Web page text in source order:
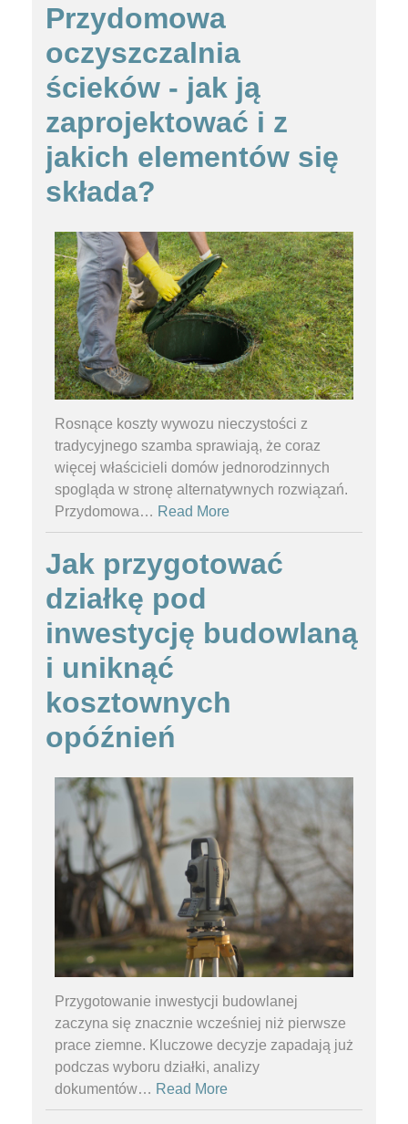
Przydomowa
oczyszczalnia
ścieków - jak ją
zaprojektować i z
jakich elementów się
składa?
Rosnące koszty wywozu nieczystości z
tradycyjnego szamba sprawiają, że coraz
więcej właścicieli domów jednorodzinnych
spogląda w stronę alternatywnych rozwiązań.
Przydomowa… Read More
Jak przygotować
działkę pod
inwestycję budowlaną
i uniknąć
kosztownych
opóźnień
Przygotowanie inwestycji budowlanej
zaczyna się znacznie wcześniej niż pierwsze
prace ziemne. Kluczowe decyzje zapadają już
podczas wyboru działki, analizy
dokumentów… Read More